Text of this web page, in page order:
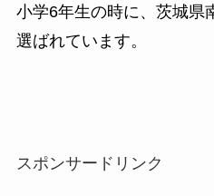
小学6年生の時に、茨城県
選ばれています。
スポンサードリンク